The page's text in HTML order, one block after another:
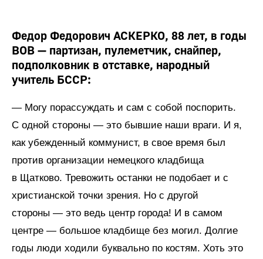
Федор Федорович АСКЕРКО, 88 лет, в годы
ВОВ — партизан, пулеметчик, снайпер,
подполковник в отставке, народный
учитель БССР:
— Могу порассуждать и сам с собой поспорить.
С одной стороны — это бывшие наши враги. И я,
как убежденный коммунист, в свое время был
против организации немецкого кладбища
в Щатково. Тревожить останки не подобает и с
христианской точки зрения. Но с другой
стороны — это ведь центр города! И в самом
центре — большое кладбище без могил. Долгие
годы люди ходили буквально по костям. Хоть это